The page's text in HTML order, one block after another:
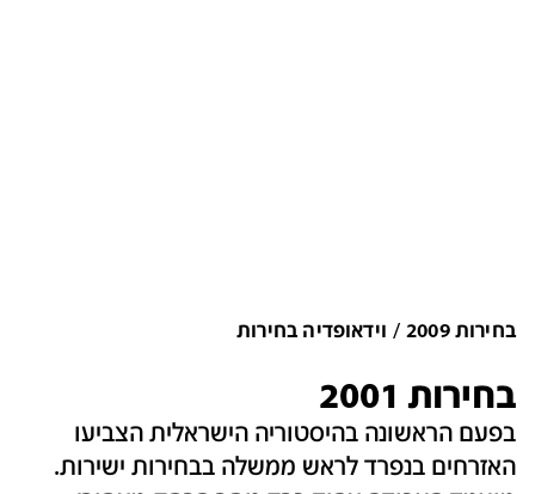
בחירות 2009 וידאופדיה בחירות
בחירות 2001
בפעם הראשונה בהיסטוריה הישראלית הצביעו
האזרחים בנפרד לראש ממשלה בבחירות ישירות.